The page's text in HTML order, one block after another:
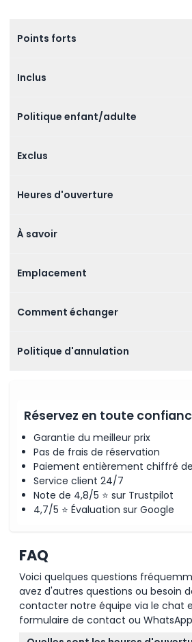
Points forts
Inclus
Politique enfant/adulte
Exclus
Heures d'ouverture
À savoir
Emplacement
Comment échanger
Politique d'annulation
Réservez en toute
Garantie du meilleur prix
Pas de frais de réservation
Paiement entièrement chiffré
Service client 24/7
Note de 4,8/5 ⭐ sur Trustpilot
4,7/5 ⭐ Évaluation sur Google
FAQ
Voici quelques questions
avez d'autres questions ou besoin
contacter notre équipe via le chat
formulaire de contact ou